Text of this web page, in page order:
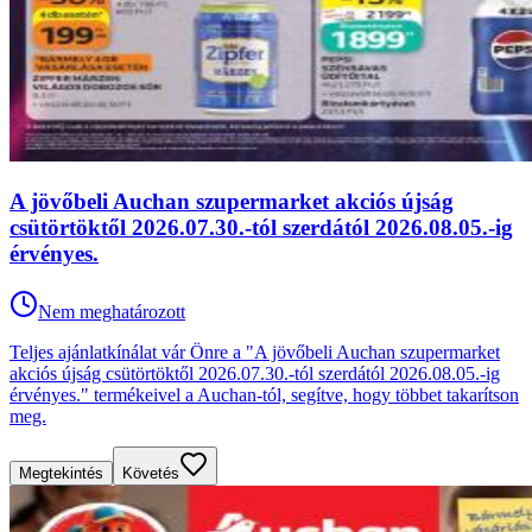
A jövőbeli Auchan szupermarket akciós újság
csütörtöktől 2026.07.30.-tól szerdától 2026.08.05.-ig
érvényes.
Nem meghatározott
Teljes ajánlatkínálat vár Önre a "A jövőbeli Auchan szupermarket
akciós újság csütörtöktől 2026.07.30.-tól szerdától 2026.08.05.-ig
érvényes." termékeivel a Auchan-tól, segítve, hogy többet takarítson
meg.
Megtekintés Követés